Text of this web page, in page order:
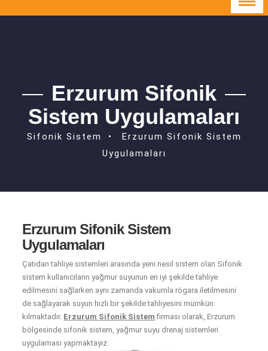
Erzurum Sifonik
Sistem Uygulamaları
Sifonik Sistem
Erzurum Sifonik Sistem
Uygulamaları
Erzurum Sifonik Sistem
Uygulamaları
Çatıdan tahliye sistemleri arasında yeni nesil sistem olan Sifonik
sistem kullanıcıların yağmur suyunun en iyi şekilde tahliye
edilmesini sağlarken aynı zamanda vakumla rögara iletilmesini
de sağlayarak suyun hızlı bir şekilde tahliyesini mümkün
kılmaktadır. Erzurum Sifonik Sistem firması olarak, Erzurum
bölgesinde sifonik sistem, yağmur suyu drenaj sistemleri
uygulaması yapmaktayız.